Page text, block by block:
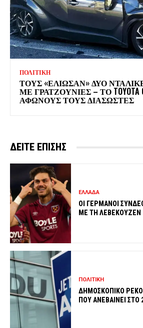
ΠΟΛΙΤΙΚΗ
ΤΟΥΣ «ΕΛΙΩΣΑΝ» ΔΥΟ
ΜΕ ΓΡΑΤΖΟΥΝΙΕΣ – ΤΟ TOYOTA
ΑΦΩΝΟΥΣ ΤΟΥΣ ΔΙΑΣΩΣΤΕΣ
ΔΕΙΤΕ ΕΠΙΣΗΣ
ΕΛΛΑΔΑ
ΟΙ ΓΕΡΜΑΝΟΙ
ΜΕ ΤΗ ΛΕΒΕΚΟΥΖΕΝ
ΠΟΛΙΤΙΚΗ
ΔΗΜΟΣΚΟΠΙΚΟ
ΠΟΥ ΑΝΕΒΑΙΝΕΙ ΣΤΟ